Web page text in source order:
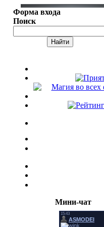
Форма входа
Поиск
Мини-чат